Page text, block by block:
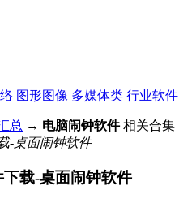
图形图像 多媒体类 行业软件
总 → 电脑闹钟软件相关合集
载-桌面闹钟软件